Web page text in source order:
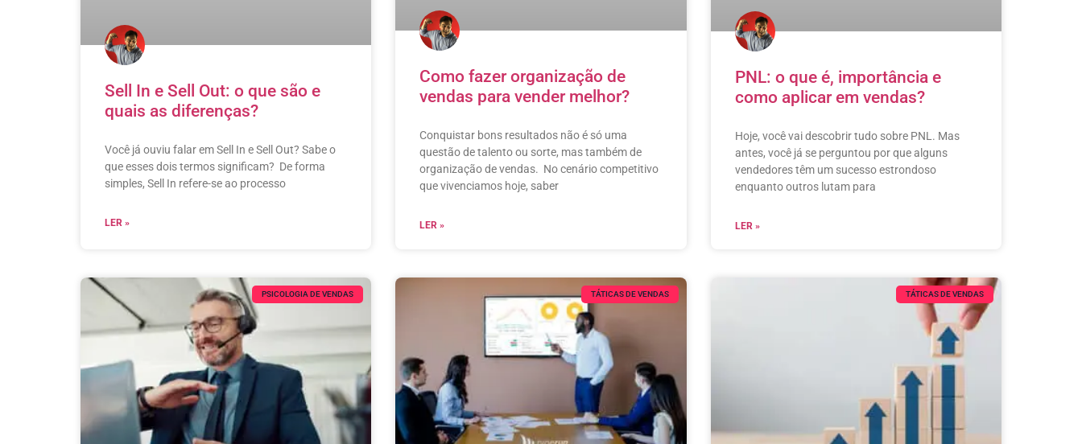
Sell In e Sell Out: o que são e
quais as diferenças?
Você já ouviu falar em Sell In e Sell Out? Sabe o
que esses dois termos significam? De forma
simples, Sell In refere-se ao processo
LER »
Como fazer organização de
vendas para vender melhor?
Conquistar bons resultados não é só uma
questão de talento ou sorte, mas também de
organização de vendas. No cenário competitivo
que vivenciamos hoje, saber
LER »
PNL: o que é, importância e
como aplicar em vendas?
Hoje, você vai descobrir tudo sobre PNL. Mas
antes, você já se perguntou por que alguns
vendedores têm um sucesso estrondoso
enquanto outros lutam para
LER »
PSICOLOGIA DE VENDAS TÁTICAS DE VENDAS TÁTICAS DE VENDAS